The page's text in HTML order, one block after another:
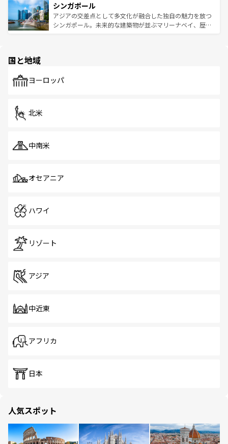
参照してほしい。
激する。気候は一年中温暖で、どの季節にも異なる楽しみ
が待っている。親しみやすいタイの人々、仏教を中心とし
た文化、そして多様な観光資源が、訪れる旅人を魅了し続
み、どこを訪れても感動するはず。観光スポットが密集し
ており、効率よく見どころを回れるのも魅力。息をのむよ
うな絶景から文化的な体験まで、香港を存分に楽しみ尽く
シンガポール
アジアの交差点として多文化が融合した独自の魅力を放つ
シンガポール。未来的な建築物が並ぶマリーナベイ、歴史
で、ホーカーズは地元の風情を楽しめる外せないスポット
国と地域
ヨーロッパ
北米
中南米
オセアニア
ハワイ
リゾート
アジア
中近東
アフリカ
日本
人気スポット